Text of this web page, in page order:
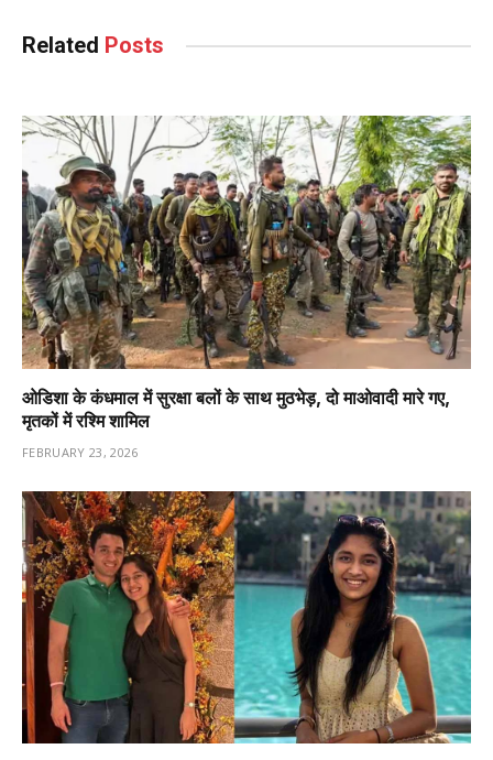
Related Posts
ओडिशा के कंधमाल में सुरक्षा बलों के साथ मुठभेड़, दो माओवादी मारे गए,
मृतकों में रश्मि शामिल
FEBRUARY 23, 2026